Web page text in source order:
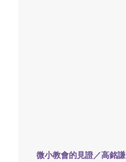
微小教會的見證／高銘謙